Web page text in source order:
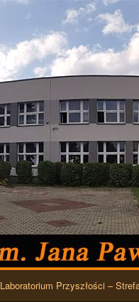
Przejdź do zawartości
Laboratorium Przyszłości –